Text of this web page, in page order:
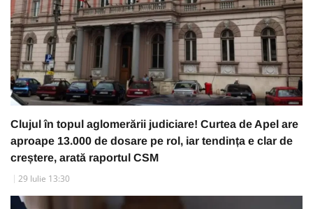
Clujul în topul aglomerării judiciare! Curtea de Apel are
aproape 13.000 de dosare pe rol, iar tendința e clar de
creștere, arată raportul CSM
29 Iulie 13:30